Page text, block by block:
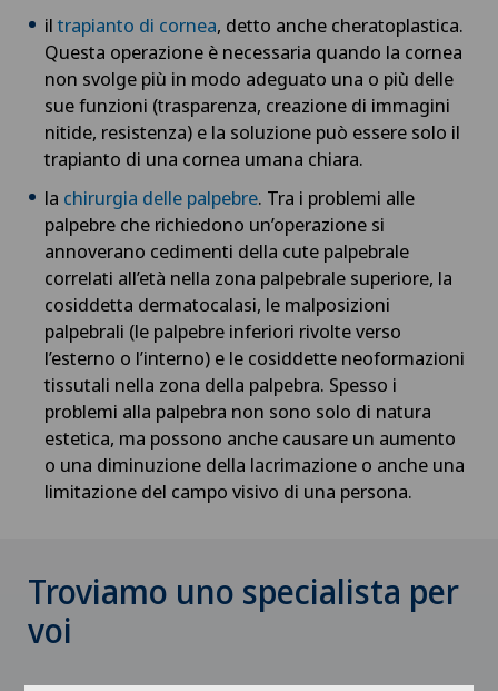
il trapianto di cornea, detto anche cheratoplastica.
Questa operazione è necessaria quando la cornea
non svolge più in modo adeguato una o più delle
sue funzioni (trasparenza, creazione di immagini
nitide, resistenza) e la soluzione può essere solo il
trapianto di una cornea umana chiara.
la chirurgia delle palpebre. Tra i problemi alle
palpebre che richiedono un’operazione si
annoverano cedimenti della cute palpebrale
correlati all’età nella zona palpebrale superiore, la
cosiddetta dermatocalasi, le malposizioni
palpebrali (le palpebre inferiori rivolte verso
l’esterno o l’interno) e le cosiddette neoformazioni
tissutali nella zona della palpebra. Spesso i
problemi alla palpebra non sono solo di natura
estetica, ma possono anche causare un aumento
o una diminuzione della lacrimazione o anche una
limitazione del campo visivo di una persona.
Troviamo uno specialista per
voi